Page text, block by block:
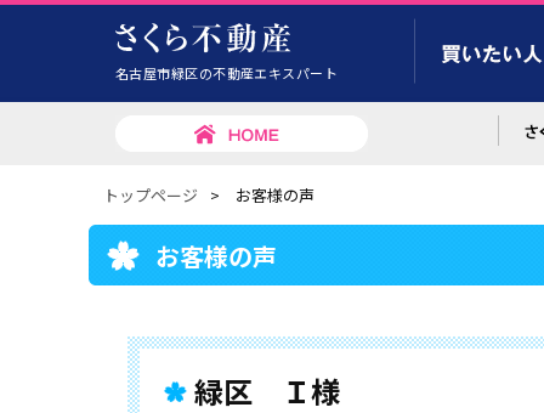
名古屋市緑区の不動産エキスパート
トップページ > お客様の声
お客様の声
緑区 Ｉ様